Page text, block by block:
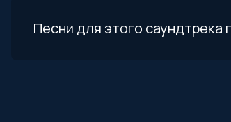
Песни для этого саундтрека